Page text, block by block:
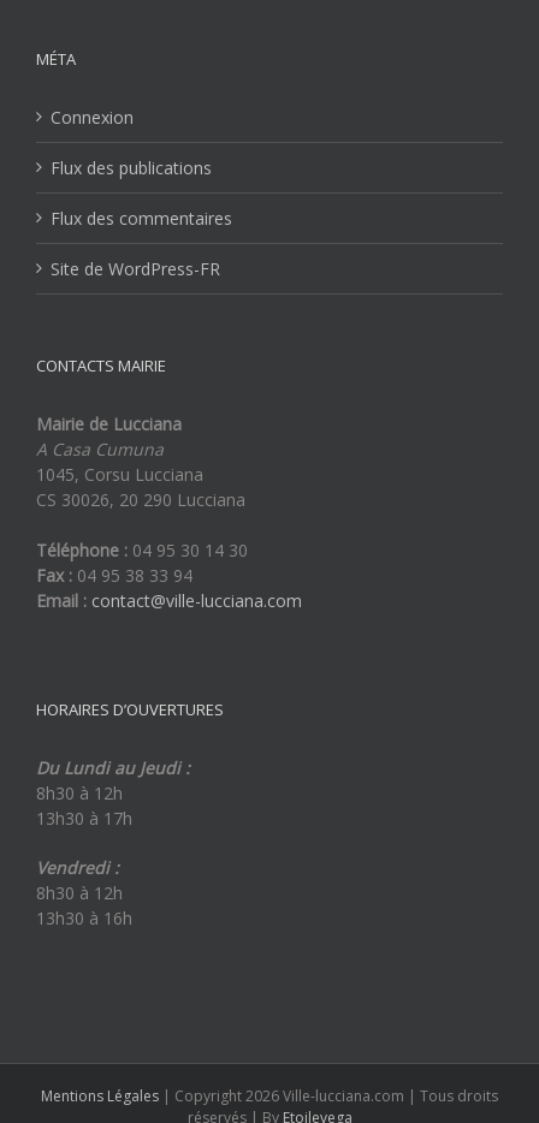
MÉTA
Connexion
Flux des publications
Flux des commentaires
Site de WordPress-FR
CONTACTS MAIRIE
Mairie de Lucciana
A Casa Cumuna
1045, Corsu Lucciana
CS 30026, 20 290 Lucciana
Téléphone : 04 95 30 14 30
Fax : 04 95 38 33 94
Email : contact@ville-lucciana.com
HORAIRES D’OUVERTURES
Du Lundi au Jeudi :
8h30 à 12h
13h30 à 17h
Vendredi :
8h30 à 12h
13h30 à 16h
Mentions Légales | Copyright 2026 Ville-lucciana.com | Tous droits
réservés | By Etoilevega